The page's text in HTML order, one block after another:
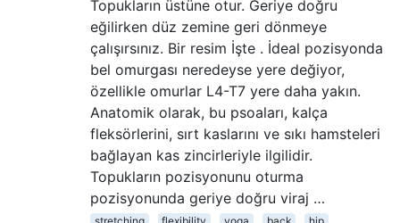
Topukların üstüne otur. Geriye doğru
eğilirken düz zemine geri dönmeye
çalışırsınız. Bir resim İşte . İdeal pozisyonda
bel omurgası neredeyse yere değiyor,
özellikle omurlar L4-T7 yere daha yakın.
Anatomik olarak, bu psoaları, kalça
fleksörlerini, sırt kaslarını ve sıkı hamsteleri
bağlayan kas zincirleriyle ilgilidir.
Topukların pozisyonunu oturma
pozisyonunda geriye doğru viraj …